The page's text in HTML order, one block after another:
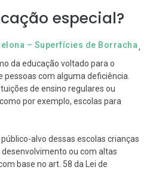
especial?
– Superfícies de Borracha,
da educação voltado para o
pessoas com alguma deficiência.
de ensino regulares ou
por exemplo, escolas para
alvo dessas escolas crianças
ou com altas
base no art. 58 da Lei de